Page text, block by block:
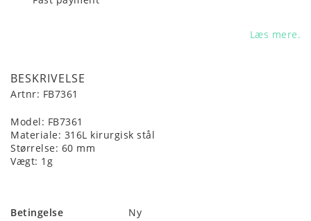
Læs mere.
BESKRIVELSE
Artnr: FB7361
Model: FB7361
Materiale: 316L kirurgisk stål
Størrelse: 60 mm
Vægt: 1g
Betingelse
Ny